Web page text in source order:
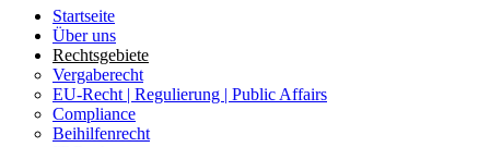
Startseite
Über uns
Rechtsgebiete
Vergaberecht
EU-Recht | Regulierung | Public Affairs
Compliance
Beihilfenrecht